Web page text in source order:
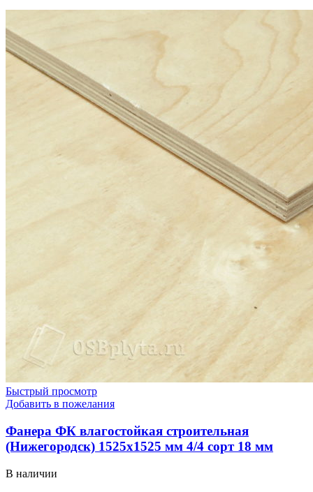
Быстрый просмотр
Добавить в пожелания
Фанера ФК влагостойкая строительная
(Нижегородск) 1525х1525 мм 4/4 сорт 18 мм
В наличии